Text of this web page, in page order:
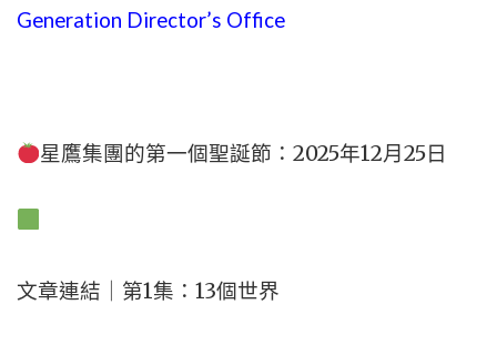
Generation Director’s Office
星鷹集團的第一個聖誕節：2025年12月25日
文章連結｜第1集：13個世界